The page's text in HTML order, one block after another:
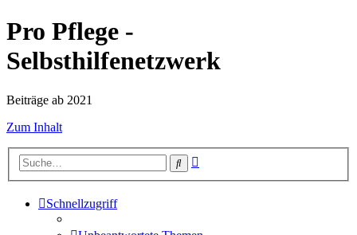
Pro Pflege -
Selbsthilfenetzwerk
Beiträge ab 2021
Zum Inhalt
Suche
Schnellzugriff